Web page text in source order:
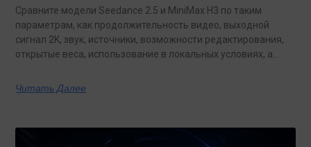
Сравните модели Seedance 2.5 и MiniMax H3 по таким
параметрам, как продолжительность видео, выходной
сигнал 2K, звук, источники, возможности редактирования,
открытые веса, использование в локальных условиях, а
конкретных задач на сегодняшний день.
Читать Далее